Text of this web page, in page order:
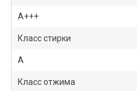
А+++
Класс стирки
А
Класс отжима